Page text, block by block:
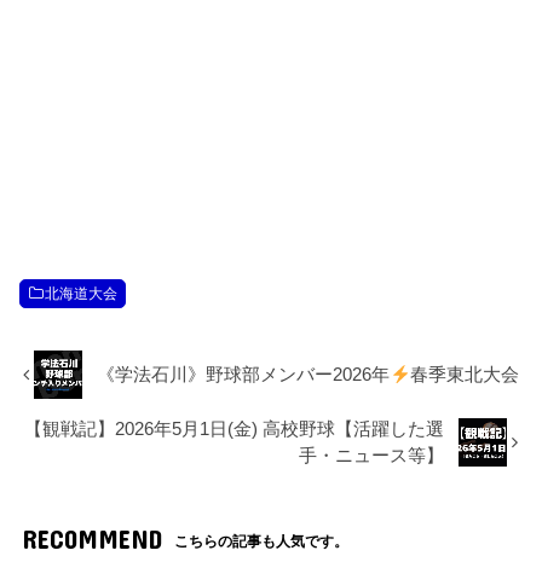
北海道大会
《学法石川》野球部メンバー2026年 春季東北大会
【観戦記】2026年5月1日(金) 高校野球【活躍した選
手・ニュース等】
RECOMMEND こちらの記事も人気です。